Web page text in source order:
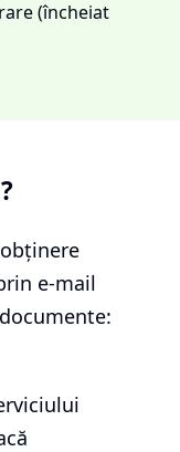
(încheiat
obținere
e-mail